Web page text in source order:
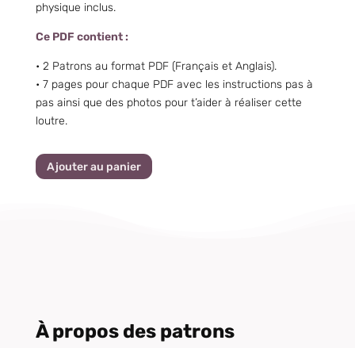
physique inclus.
Ce PDF contient :
• 2 Patrons au format PDF (Français et Anglais).
• 7 pages pour chaque PDF avec les instructions pas à
pas ainsi que des photos pour t’aider à réaliser cette
loutre.
Ajouter au panier
À propos des patrons